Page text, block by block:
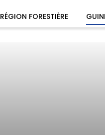
RÉGION FORESTIÈRE